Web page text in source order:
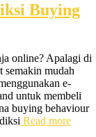
Buying
online? Apalagi di
semakin mudah
e-
untuk membeli
buying behaviour
Read more